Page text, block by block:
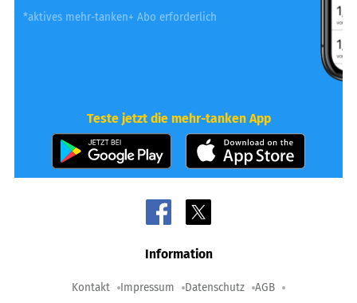
*aktives mehr-tanken+ Abo erforderlich
Teste jetzt die mehr-tanken App
Information
Kontakt Impressum Datenschutz AGB